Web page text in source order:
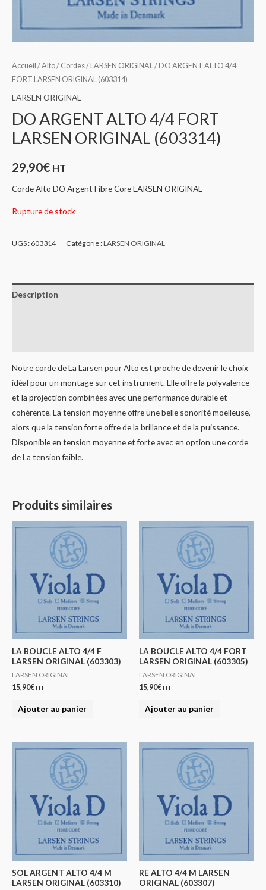
Accueil /Alto/ Cordes/ LARSEN ORIGINAL / DO ARGENT ALTO 4/4
FORT LARSEN ORIGINAL (603314)
LARSEN ORIGINAL
DO ARGENT ALTO 4/4 FORT
LARSEN ORIGINAL (603314)
29,90€ HT
Corde Alto DO Argent Fibre Core LARSEN ORIGINAL
Rupture de stock
UGS : 603314 Catégorie :LARSEN ORIGINAL
Description
Notre corde de La Larsen pour Alto est proche de devenir le choix
idéal pour un montage sur cet instrument. Elle offre la polyvalence
et la projection combinées avec une performance durable et
cohérente. La tension moyenne offre une belle sonorité moelleuse,
alors que la tension forte offre de la brillance et de la puissance.
Disponible en tension moyenne et forte avec en option une corde
de La tension faible.
Produits similaires
LA BOUCLE ALTO 4/4 F
LARSEN ORIGINAL (603303)
LARSEN ORIGINAL
15,90€HT
Ajouter au panier
LA BOUCLE ALTO 4/4 FORT
LARSEN ORIGINAL (603305)
LARSEN ORIGINAL
15,90€HT
Ajouter au panier
SOL ARGENT ALTO 4/4 M
LARSEN ORIGINAL (603310)
RE ALTO 4/4 M LARSEN
ORIGINAL (603307)